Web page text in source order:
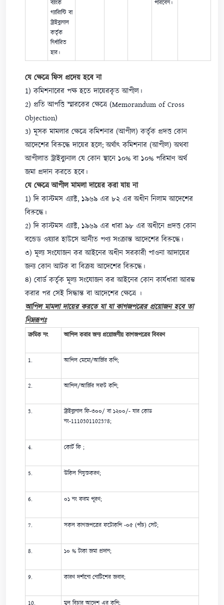
ব্যাংক
গ্যারিান্টি বা
ট্রাইব্যুনাল
কর্তৃক
নির্ধারিত
হার।
পারবেন।
যে ক্ষেত্রে ফিস প্রদেয় হবে না
1) কমিশনারের পক্ষ হতে দায়েরকৃত আপীল।
2) প্রতি আপত্তি স্মারকের ক্ষেত্রে (Memorandum of Cross
Objection)
3) মূসক মামলার ক্ষেত্রে কমিশনার (আপীল) কর্তৃক প্রদত্ত কোন
আদেশের বিরুদ্ধে দায়ের হলে; অর্থাৎ কমিশনার (আপীল) অথবা
আপীলাত ট্রাইব্যুনাল যে কোন স্থানে ১০% বা ১০% পরিমাণ অর্থ
জমা প্রদান করতে হবে।
যে ক্ষেত্রে আপীল মামলা দায়ের করা যায় না
1) দি কাস্টমস এ্যাক্ট, ১৯৬৯ এর ৮২ এর অধীন নিলাম আদেশের
বিরুদ্ধে।
2) দি কাস্টমস এ্যাক্ট, ১৯৬৯ এর ধারা ৯৮ এর অধীনে প্রদত্ত কোন
বন্ডেড ওয়্যার হাউসে আনীত পণ্য সংক্রান্ত আদেশের বিরুদ্ধে।
৩) মূল্য সংযোজন কর আইনের অধীন সরকারী পাওনা আদায়ের
জন্য কোন আটক বা বিক্রয় আদেশের বিরুদ্ধে।
৪) বোর্ড কর্তৃক মূল্য সংযোজন কর আইনের কোন কার্যধারা আরম্ভ
করার পর সেই সিদ্ধান্ত বা আদেশের ক্ষেত্রে ।
আপিল মামলা দায়ের করতে যা যা কাগজপত্রের প্রয়োজন হবে তা
নিম্নরূপঃ
ক্রমিক নং আপিল করার জন্য প্রয়োজনীয় কাগজপত্রের বিবরণ
1. আপিল মেমো/আর্জির কপি;
2. আপিল/আর্জির সফট কপি;
3.
ট্রাইব্যুনাল ফি-৩০০/ বা ১২০০/- যার কোড
নং-1110301102378;
4. কোর্ট ফি ;
5. উকিল নিযুক্তকরণ;
6. ০১ নং ফরম পূরণ;
7. সকল কাগজপত্রের ফটোকপি -০৫ (পাঁচ) সেট;
8. ১০ % টাকা জমা প্রদান;
9. কারণ দর্শানো নোটিশের জবাব;
10. মুল বিচার আদেশ এর কপি;